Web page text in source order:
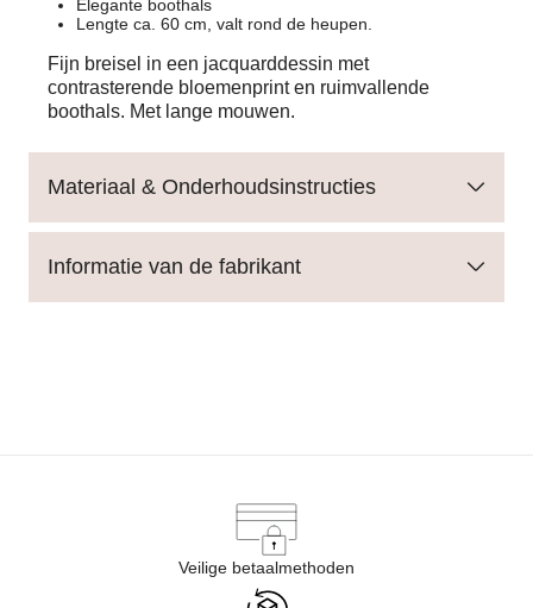
Elegante boothals
Lengte ca. 60 cm, valt rond de heupen.
Fijn breisel in een jacquarddessin met
contrasterende bloemenprint en ruimvallende
boothals. Met lange mouwen.
Materiaal & Onderhoudsinstructies
Informatie van de fabrikant
Veilige betaalmethoden